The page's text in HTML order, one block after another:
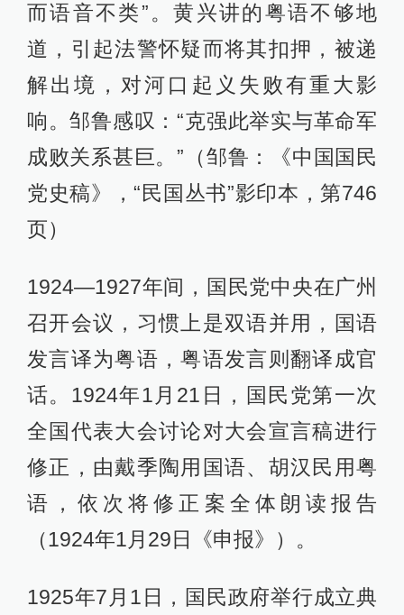
而语音不类”。黄兴讲的粤语不够地
道，引起法警怀疑而将其扣押，被递
解出境，对河口起义失败有重大影
响。邹鲁感叹：“克强此举实与革命军
成败关系甚巨。”（邹鲁：《中国国民
党史稿》，“民国丛书”影印本，第746
页）
1924—1927年间，国民党中央在广州
召开会议，习惯上是双语并用，国语
发言译为粤语，粤语发言则翻译成官
话。1924年1月21日，国民党第一次
全国代表大会讨论对大会宣言稿进行
修正，由戴季陶用国语、胡汉民用粤
语，依次将修正案全体朗读报告
（1924年1月29日《申报》）。
1925年7月1日，国民政府举行成立典